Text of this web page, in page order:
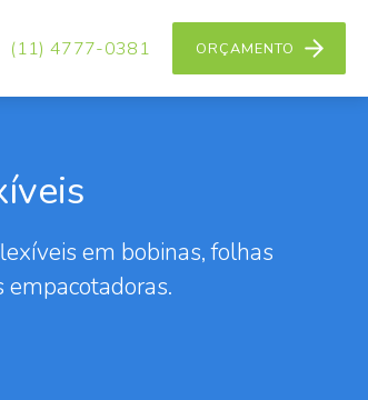
(11) 4777-0381 ORÇAMENTO
em bobinas, folhas
empacotadoras.